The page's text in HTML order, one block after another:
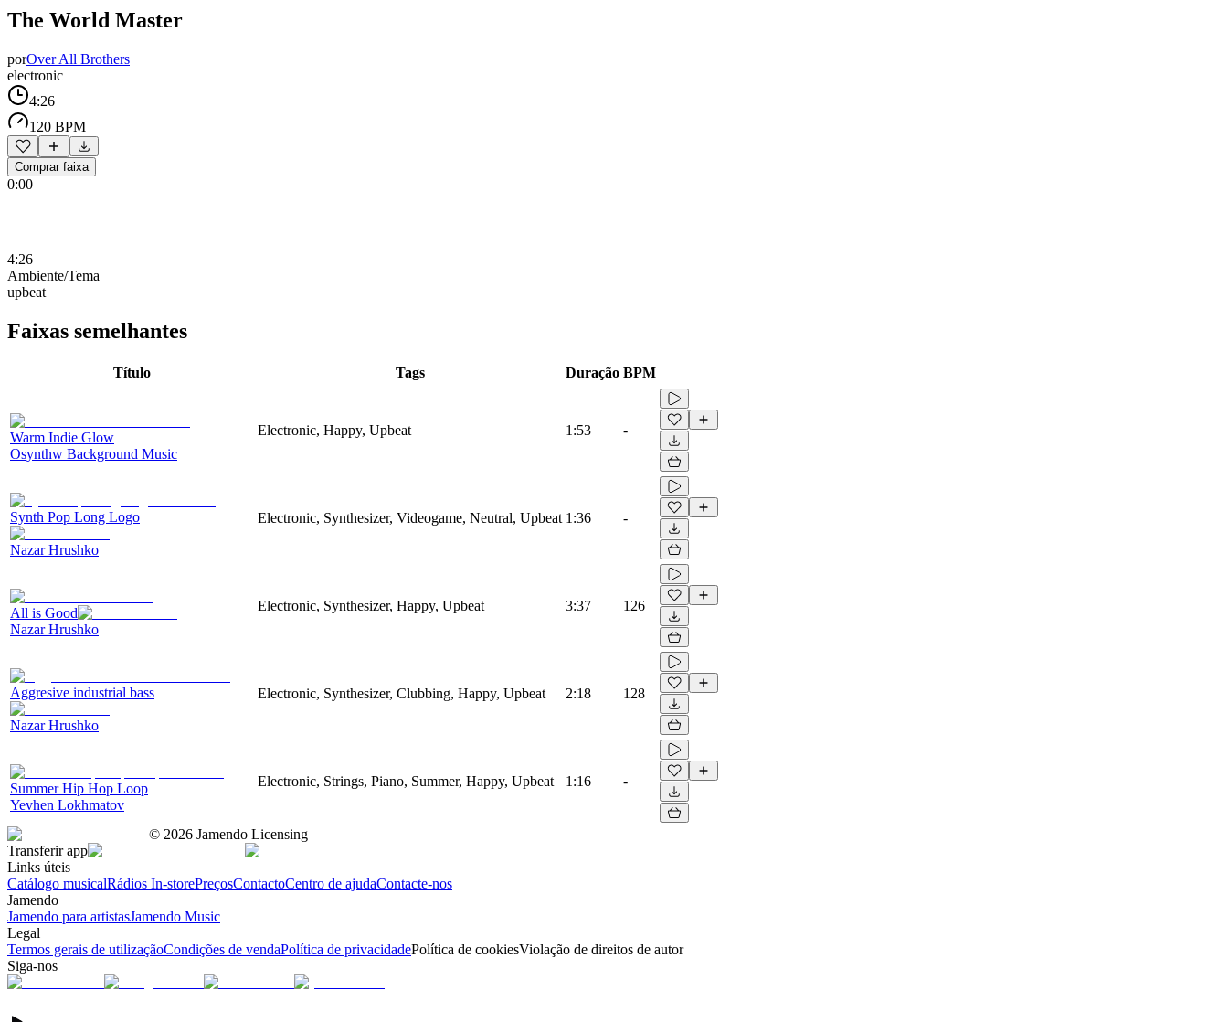
The World Master
porOver All Brothers
electronic
4:26
120 BPM
Comprar faixa
0:00
4:26
Ambiente/Tema
upbeat
Faixas semelhantes
Título Tags Duração BPM
Warm Indie Glow
Osynthw Background Music
Electronic, Happy, Upbeat 1:53 -
Synth Pop Long Logo
Nazar Hrushko
Electronic, Synthesizer, Videogame, Neutral, Upbeat 1:36 -
All is Good
Nazar Hrushko
Electronic, Synthesizer, Happy, Upbeat 3:37 126
Aggresive industrial bass
Nazar Hrushko
Electronic, Synthesizer, Clubbing, Happy, Upbeat 2:18 128
Summer Hip Hop Loop
Yevhen Lokhmatov
Electronic, Strings, Piano, Summer, Happy, Upbeat 1:16 -
© 2026 Jamendo Licensing
Transferir app
Links úteis
Catálogo musicalRádios In-storePreçosContactoCentro de ajudaContacte-nos
Jamendo
Jamendo para artistasJamendo Music
Legal
Termos gerais de utilizaçãoCondições de vendaPolítica de privacidadePolítica de cookiesViolação de direitos de autor
Siga-nos